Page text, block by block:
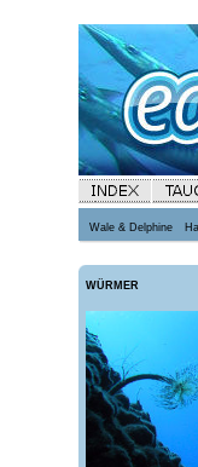
Wale & Delphine
WÜRMER